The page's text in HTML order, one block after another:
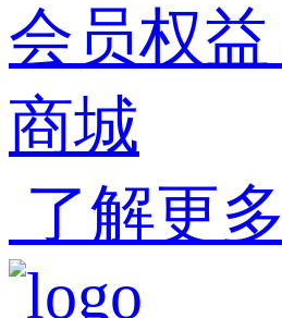
会员权益
商城
了解更多